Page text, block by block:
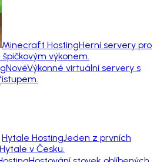
Minecraft HostingHerní servery pro
výkonem.
NovéVýkonné virtuální servery s
Hytale HostingJeden z prvních
v Česku.